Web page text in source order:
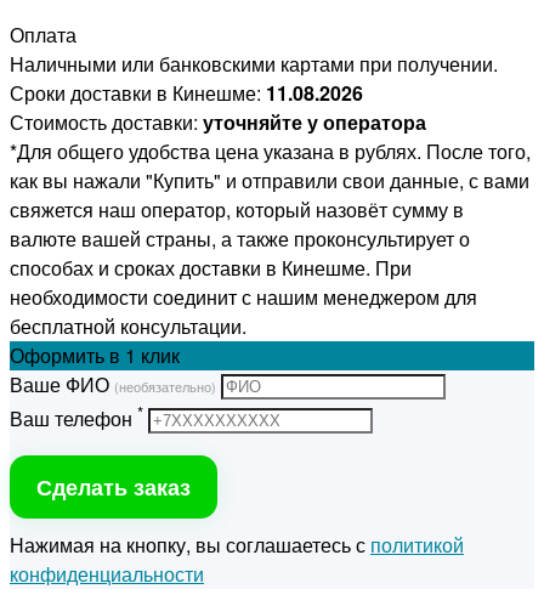
Оплата
Наличными или банковскими картами при получении.
Сроки доставки в Кинешме: 11.08.2026
Стоимость доставки: уточняйте у оператора
*Для общего удобства цена указана в рублях. После того,
как вы нажали "Купить" и отправили свои данные, с вами
свяжется наш оператор, который назовёт сумму в
валюте вашей страны, а также проконсультирует о
способах и сроках доставки в Кинешме. При
необходимости соединит с нашим менеджером для
бесплатной консультации.
Оформить в 1 клик
Ваше ФИО (необязательно)
Ваш телефон *
Сделать заказ
Нажимая на кнопку, вы соглашаетесь с политикой
конфиденциальности